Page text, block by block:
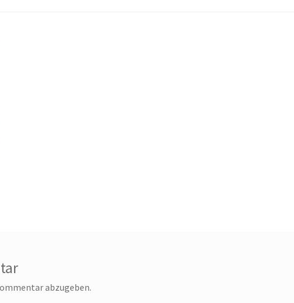
abzugeben.